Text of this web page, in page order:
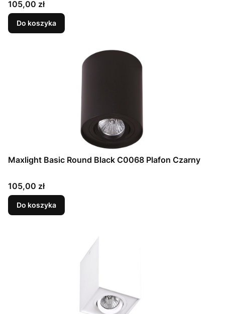
Cena
105,00 zł
Do koszyka
Maxlight Basic Round Black C0068 Plafon Czarny
Cena
105,00 zł
Do koszyka